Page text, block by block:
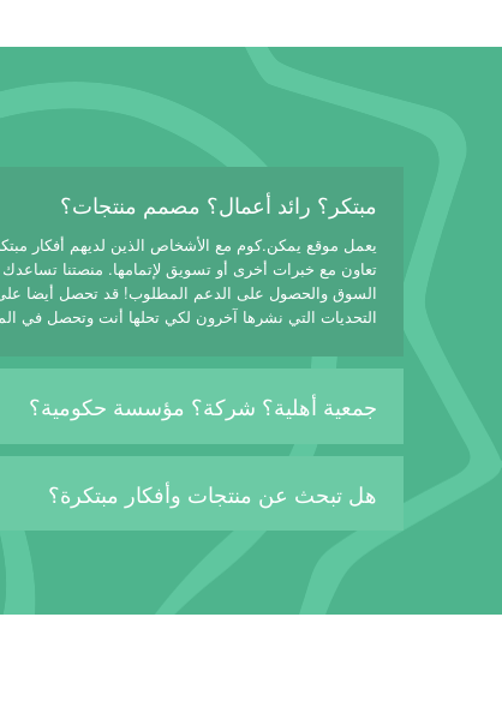
مبتكر؟ رائد أعمال؟ مصمم منتجات؟
يعمل موقع يمكن.كوم مع الأشخاص الذين لديهم أفكار
تعاون مع خبرات أخرى أو تسويق لإتمامها. منصتنا
السوق والحصول على الدعم المطلوب! قد تحصل أيضا
التحديات التي نشرها آخرون لكي تحلها أنت وتحصل في
جمعية أهلية؟ شركة؟ مؤسسة حكومية؟
هل تبحث عن منتجات وأفكار مبتكرة؟